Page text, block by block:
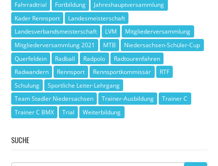
Fahrradtrial
Fortbildung
Jahreshauptversammlung
Kader Rennsport
Landesmeisterschaft
Landesverbandsmeisterschaft
LVM
Mitgliederversammlung
Mitgliederversammlung 2021
MTB
Niedersachsen-Schüler-Cup
Querfeldein
Radball Radpolo
Radtourenfahren
Radwandern
Rennsport Rennsportkommissär
RTF
Schulung
Sportliche Leiter-Lehrgang
Team Stadler Niedersachsen
Trainer-Ausbildung
Trainer C
Trainer C BMX
Trial Weiterbildung
SUCHE